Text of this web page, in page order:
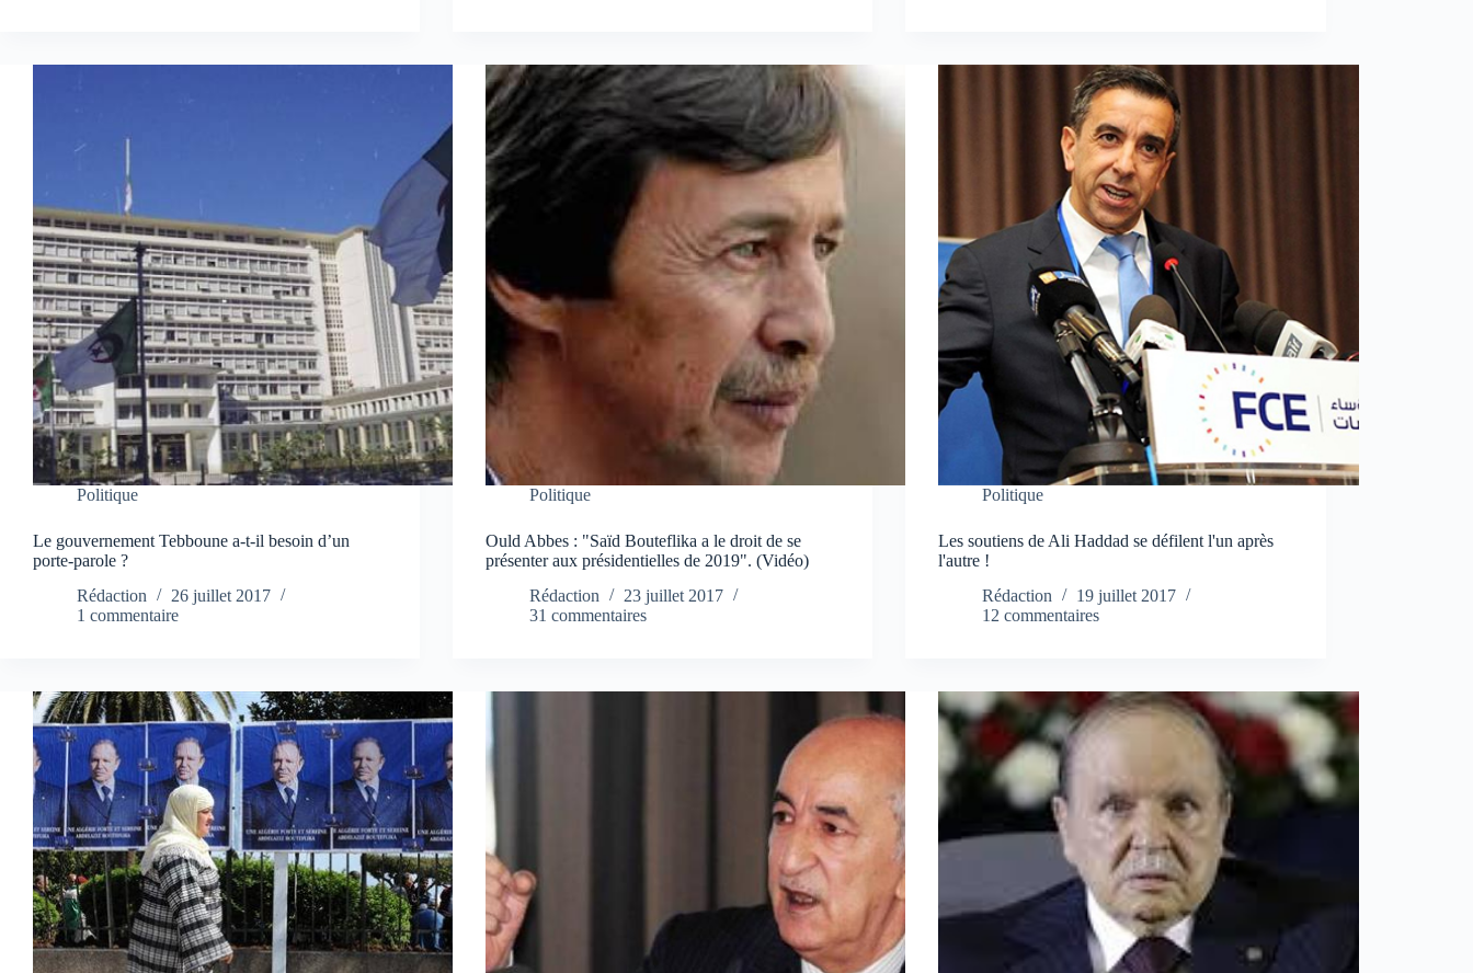
Politique
Le gouvernement Tebboune a-t-il besoin d’un
porte-parole ?
Rédaction
26 juillet 2017
1 commentaire
Politique
Ould Abbes : "Saïd Bouteflika a le droit de se
présenter aux présidentielles de 2019". (Vidéo)
Rédaction
23 juillet 2017
31 commentaires
Politique
Les soutiens de Ali Haddad se défilent l'un après
l'autre !
Rédaction
19 juillet 2017
12 commentaires